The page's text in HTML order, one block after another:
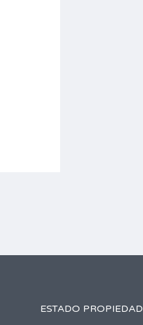
ESTADO PROPIEDAD